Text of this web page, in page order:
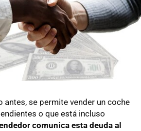
antes, se permite vender un coche
o que está incluso
comunica esta deuda al